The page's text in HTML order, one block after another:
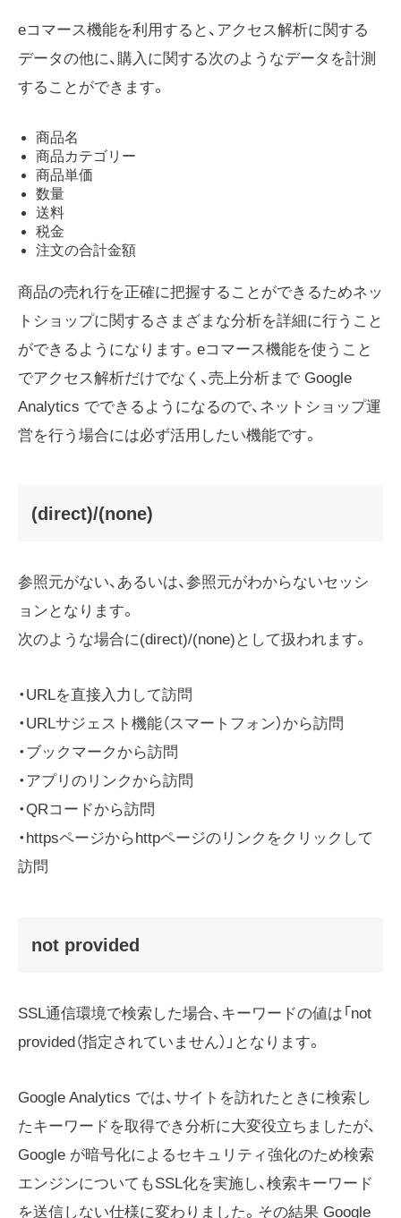
eコマース機能を利用すると、アクセス解析に関する
データの他に、購入に関する次のようなデータを計測
することができます。
商品名
商品カテゴリー
商品単価
数量
送料
税金
注文の合計金額
商品の売れ行を正確に把握することができるためネッ
トショップに関するさまざまな分析を詳細に行うこと
ができるようになります。eコマース機能を使うこと
でアクセス解析だけでなく、売上分析まで Google
Analytics でできるようになるので、ネットショップ運
営を行う場合には必ず活用したい機能です。
(direct)/(none)
参照元がない、あるいは、参照元がわからないセッシ
ョンとなります。
次のような場合に(direct)/(none)として扱われます。
・URLを直接入力して訪問
・URLサジェスト機能（スマートフォン）から訪問
・ブックマークから訪問
・アプリのリンクから訪問
・QRコードから訪問
・httpsページからhttpページのリンクをクリックして
訪問
not provided
SSL通信環境で検索した場合、キーワードの値は「not
provided（指定されていません）」となります。
Google Analytics では、サイトを訪れたときに検索し
たキーワードを取得でき分析に大変役立ちましたが、
Google が暗号化によるセキュリティ強化のため検索
エンジンについてもSSL化を実施し、検索キーワード
を送信しない仕様に変わりました。その結果 Google